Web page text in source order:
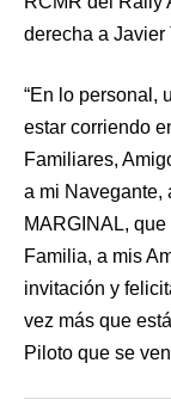
derecha a Javier
“En lo personal,
estar corriendo
Familiares,
a mi Navegante,
MARGINAL,
Familia, a mis
invitación y
vez más que
Piloto que se